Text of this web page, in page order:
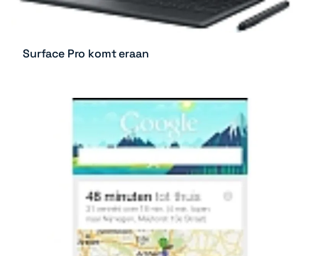
Surface Pro komt eraan